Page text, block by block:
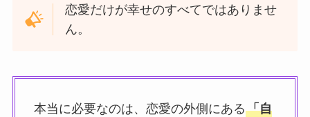
恋愛だけが幸せのすべてではありませ
ん。
本当に必要なのは、恋愛の外側にある「自